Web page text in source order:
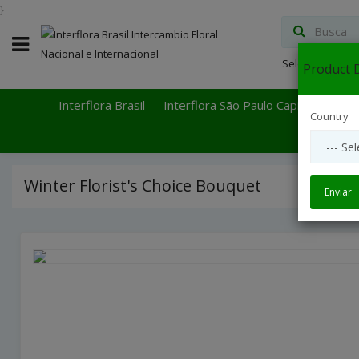
Select
Interflora Brasil Interflora São Paulo Capital
Winter Florist's Choice Bouquet
}
Product
Country
Enviar